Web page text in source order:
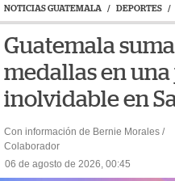
NOTICIAS GUATEMALA / DEPORTES /
Guatemala
medallas en
inolvidable en
Con información de Bernie Morales /
Colaborador
06 de agosto de 2026, 00:45